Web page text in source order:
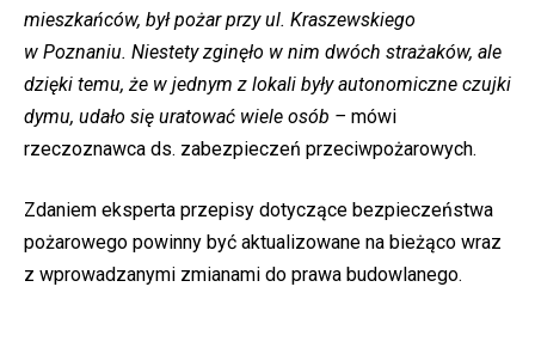
mieszkańców, był pożar przy ul. Kraszewskiego
w Poznaniu. Niestety zginęło w nim dwóch strażaków, ale
dzięki temu, że w jednym z lokali były autonomiczne czujki
dymu, udało się uratować wiele osób – mówi
rzeczoznawca ds. zabezpieczeń przeciwpożarowych.
Zdaniem eksperta przepisy dotyczące bezpieczeństwa
pożarowego powinny być aktualizowane na bieżąco wraz
z wprowadzanymi zmianami do prawa budowlanego.